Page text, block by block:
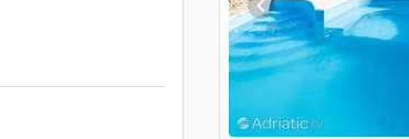
Previous